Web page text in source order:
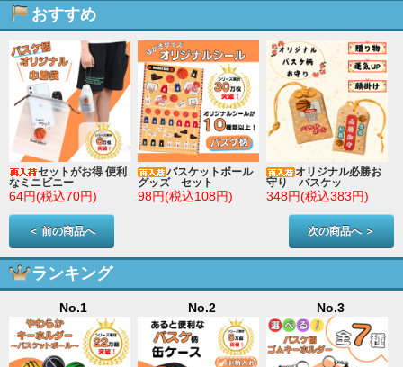
おすすめ
セットがお得 便利
なミニビニー
64円(税込70円)
バスケットボール
グッズ セット
98円(税込108円)
オリジナル必勝お
守り バスケッ
348円(税込383円)
＜ 前の商品へ 次の商品へ ＞
ランキング
No.1 No.2 No.3